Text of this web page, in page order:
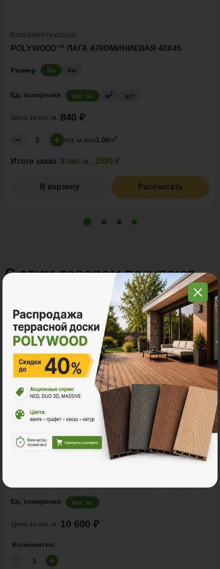
POLYWOOD™ ЛАГА АЛЮМИНИЕВАЯ 40Х45
Размер 3м 4м
Ед. измерения пог. м. м2 шт
Цена за пог. м.:840 ₽
пог. м. или1.00м2
Итого заказ 3 пог. м.: 2520 ₽
В корзину Рассчитать
С этим товаром покупают
Много
Ед. измерения пог. м.
Цена за пог. м.:10 600 ₽
Количество: